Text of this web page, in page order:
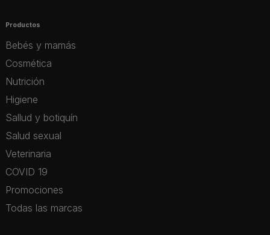
Productos
Bebés y mamás
Cosmética
Nutrición
Higiene
Sallud y botiquín
Salud sexual
Veterinaria
COVID 19
Promociones
Todas las marcas